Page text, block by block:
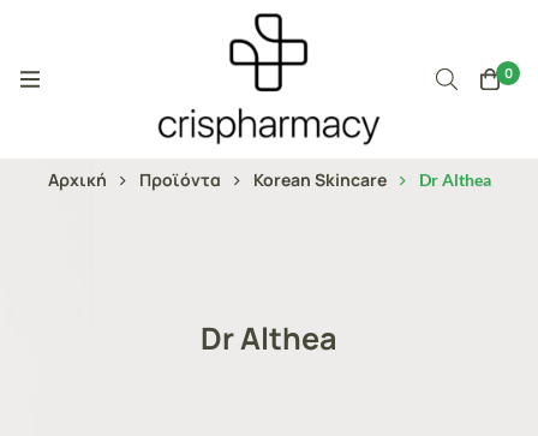
0
Αρχική Προϊόντα Korean Skincare Dr Althea
Dr Althea